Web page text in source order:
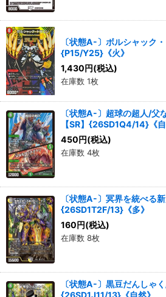
〔状態A-〕ボルシャック
{P15/Y25}《火》
1,430円(税込)
在庫数 1枚
〔状態A-〕超球の超人/父
【SR】{26SD1Q4/14}《自
450円(税込)
在庫数 4枚
〔状態A-〕冥界を統べる
{26SD1T2F/13}《多》
160円(税込)
在庫数 8枚
〔状態A-〕黒豆だんしゃ
{26SD1J11/13}《自然》